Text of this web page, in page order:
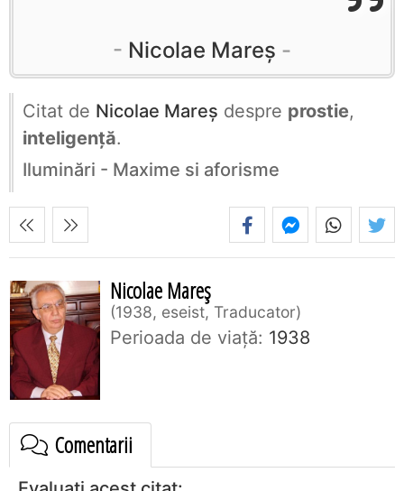
Nicolae Mareș
Citat de Nicolae Mareș despre prostie,
inteligență.
Iluminări - Maxime si aforisme
Nicolae Mareș
1938, eseist, Traducator
Perioada de viaţă: 1938
Comentarii